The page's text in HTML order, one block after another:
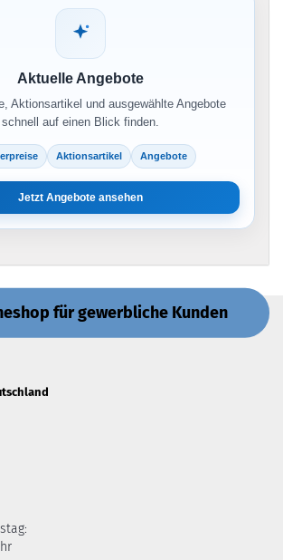
Aktuelle Angebote
Aktionsartikel und ausgewählte Angebote
schnell auf einen Blick finden.
Aktionsartikel Angebote
Jetzt Angebote ansehen
für gewerbliche Kunden